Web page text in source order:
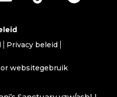
Privacy beleid
websitegebruik